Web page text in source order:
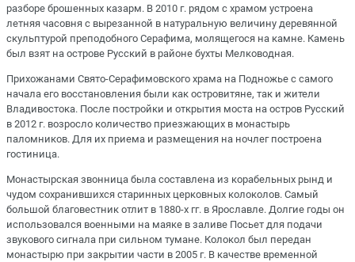
разборе брошенных казарм. В 2010 г. рядом с храмом устроена
летняя часовня с вырезанной в натуральную величину деревянной
скульптурой преподобного Серафима, молящегося на камне. Камень
был взят на острове Русский в районе бухты Мелководная.
Прихожанами Свято-Серафимовского храма на Подножье с самого
начала его восстановления были как островитяне, так и жители
Владивостока. После постройки и открытия моста на остров Русский
в 2012 г. возросло количество приезжающих в монастырь
паломников. Для их приема и размещения на ночлег построена
гостиница.
Монастырская звонница была составлена из корабельных рынд и
чудом сохранившихся старинных церковных колоколов. Самый
большой благовестник отлит в 1880-х гг. в Ярославле. Долгие годы он
использовался военными на маяке в заливе Посьет для подачи
звукового сигнала при сильном тумане. Колокол был передан
монастырю при закрытии части в 2005 г. В качестве временной